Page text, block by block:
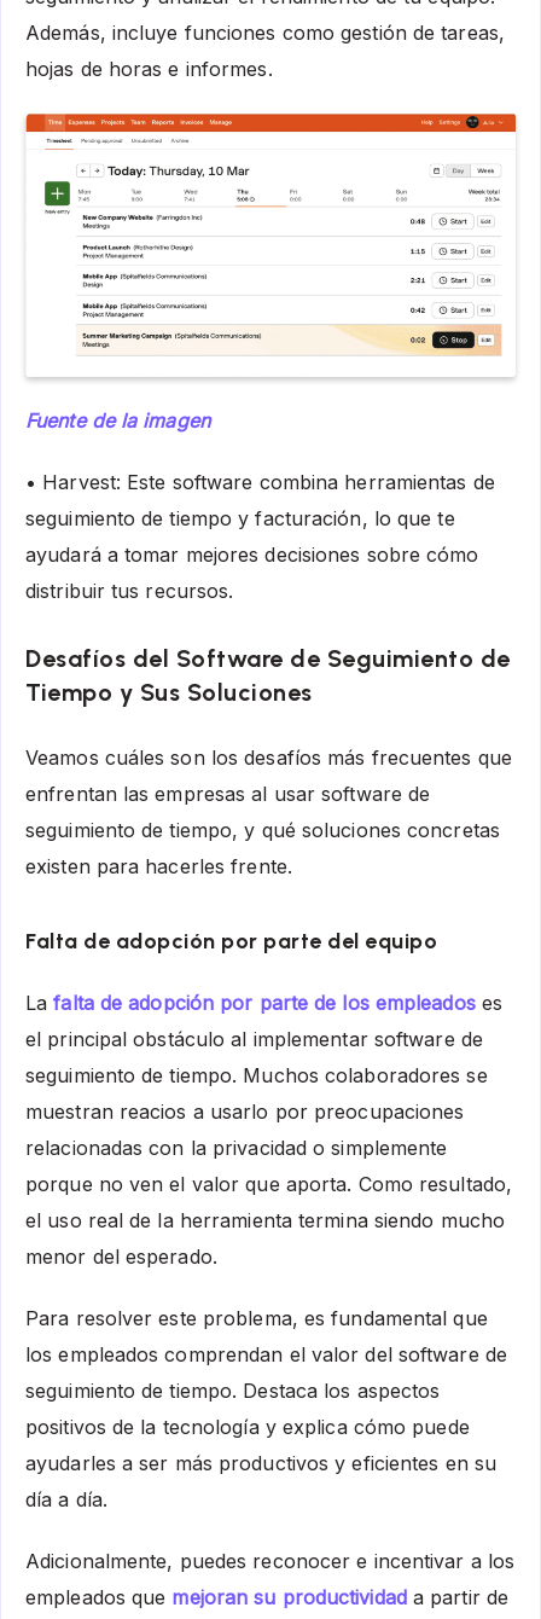
Además, incluye funciones como gestión de tareas,
hojas de horas e informes.
Fuente de la imagen
• Harvest: Este software combina herramientas de
seguimiento de tiempo y facturación, lo que te
ayudará a tomar mejores decisiones sobre cómo
distribuir tus recursos.
Desafíos del Software de Seguimiento de
Tiempo y Sus Soluciones
Veamos cuáles son los desafíos más frecuentes que
enfrentan las empresas al usar software de
seguimiento de tiempo, y qué soluciones concretas
existen para hacerles frente.
Falta de adopción por parte del equipo
Lafalta de adopción por parte de los empleadoses
el principal obstáculo al implementar software de
seguimiento de tiempo. Muchos colaboradores se
muestran reacios a usarlo por preocupaciones
relacionadas con la privacidad o simplemente
porque no ven el valor que aporta. Como resultado,
el uso real de la herramienta termina siendo mucho
menor del esperado.
Para resolver este problema, es fundamental que
los empleados comprendan el valor del software de
seguimiento de tiempo. Destaca los aspectos
positivos de la tecnología y explica cómo puede
ayudarles a ser más productivos y eficientes en su
día a día.
Adicionalmente, puedes reconocer e incentivar a los
empleados que mejoran su productividada partir de